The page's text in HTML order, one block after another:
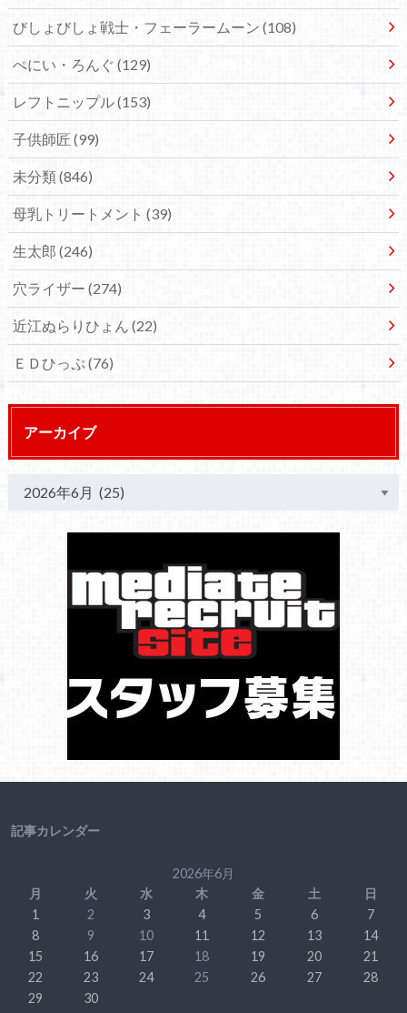
びしょびしょ戦士・フェーラームーン (108)
ぺにい・ろんぐ (129)
レフトニップル(153)
子供師匠 (99)
未分類(846)
母乳トリートメント (39)
生太郎 (246)
穴ライザー (274)
近江ぬらりひょん (22)
ＥＤひっぷ(76)
アーカイブ
記事カレンダー
2026年6月
月
火 水 木 金 土
日
1
2 3 4 5 6
7
8
9 10 11 12 13
14
15
16 17 18 19 20
21
22
23 24 25 26 27
28
29
30